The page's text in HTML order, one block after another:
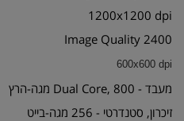
1200x1200 dpi
2400 Image Quality
600x600 dpi
מעבד - Dual Core, 800 מגה-הרץ
זיכרון, סטנדרטי - 256 מגה-בייט